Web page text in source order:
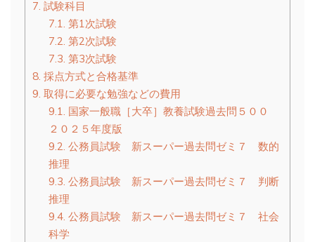
7. 試験科目
7.1. 第1次試験
7.2. 第2次試験
7.3. 第3次試験
8. 採点方式と合格基準
9. 取得に必要な勉強などの費用
9.1. 国家一般職［大卒］教養試験過去問５００
２０２５年度版
9.2. 公務員試験 新スーパー過去問ゼミ７ 数的
推理
9.3. 公務員試験 新スーパー過去問ゼミ７ 判断
推理
9.4. 公務員試験 新スーパー過去問ゼミ７ 社会
科学